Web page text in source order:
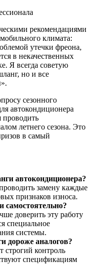
рекомендациями
климата:
утечки фреона,
в некачественных
Я всегда советую
но и все
сезонного
автокондиционера
проводить
летнего сезона. Это
в самый
автокондиционера?
замену каждые
признаков износа.
доверить эту работу
специальное
системы.
дороже аналогов?
строгий контроль
спецификациям